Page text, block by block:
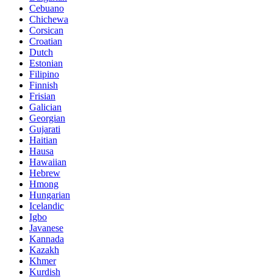
Cebuano
Chichewa
Corsican
Croatian
Dutch
Estonian
Filipino
Finnish
Frisian
Galician
Georgian
Gujarati
Haitian
Hausa
Hawaiian
Hebrew
Hmong
Hungarian
Icelandic
Igbo
Javanese
Kannada
Kazakh
Khmer
Kurdish